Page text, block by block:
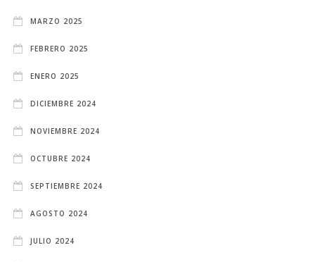
MARZO 2025
FEBRERO 2025
ENERO 2025
DICIEMBRE 2024
NOVIEMBRE 2024
OCTUBRE 2024
SEPTIEMBRE 2024
AGOSTO 2024
JULIO 2024